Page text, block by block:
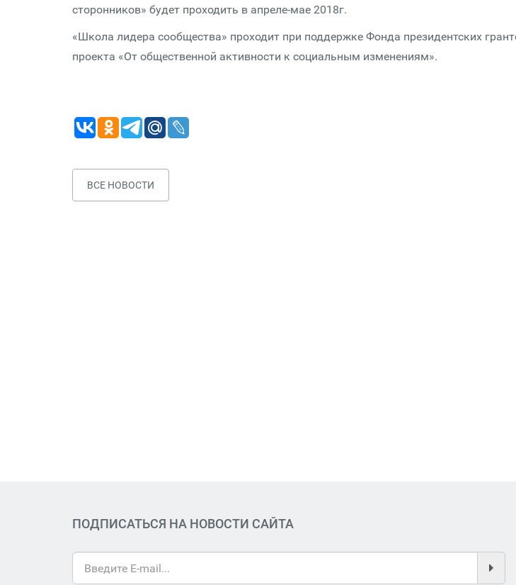
сторонников» будет проходить в апреле-мае 2018г.
«Школа лидера сообщества» проходит при поддержке Фонда президентских
проекта «От общественной активности к социальным изменениям».
ВСЕ НОВОСТИ
ПОДПИСАТЬСЯ НА НОВОСТИ САЙТА